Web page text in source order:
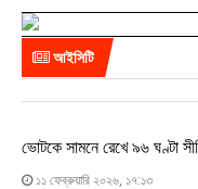
আইসিটি
ভোটকে সামনে রেখে ৯৬ ঘণ্টা
১১ ফেব্রুয়ারি ২০২৬, ১৭:১৩